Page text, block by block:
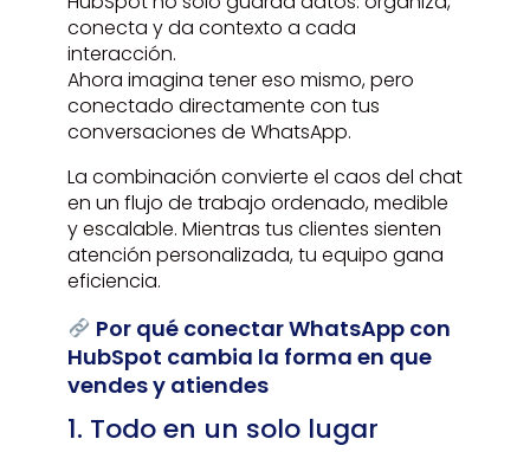
conecta y da contexto a cada
interacción.
Ahora imagina tener eso mismo, pero
conectado directamente con tus
conversaciones de WhatsApp.
La combinación convierte el caos del chat
en un flujo de trabajo ordenado, medible
y escalable. Mientras tus clientes sienten
atención personalizada, tu equipo gana
eficiencia.
Por qué conectar WhatsApp con
HubSpot cambia la forma en que
vendes y atiendes
1. Todo en un solo lugar